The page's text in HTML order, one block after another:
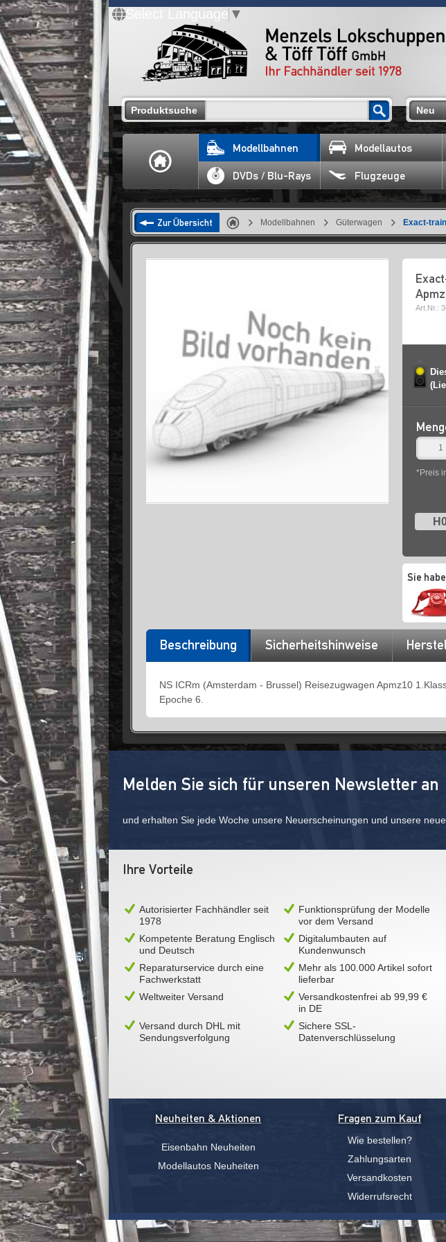
Select Language ▼
Produktsuche Neu
Modellbahnen Modellautos
DVDs / Blu-Rays Flugzeuge
Zur Übersicht Modellbahnen Güterwagen Exact-
Art.Nr.:
*Preis
Sie
Beschreibung Sicherheitshinweise
NS ICRm (Amsterdam - Brussel) Reisezugwagen Apmz10
Epoche 6.
Melden Sie sich für unseren Newsletter an
und erhalten Sie jede Woche unsere Neuerscheinungen und unsere
Ihre Vorteile
Autorisierter Fachhändler seit
1978
Funktionsprüfung der Modelle
vor dem Versand
Kompetente Beratung Englisch
und Deutsch
Digitalumbauten auf
Kundenwunsch
Reparaturservice durch eine
Fachwerkstatt
Mehr als 100.000 Artikel sofort
lieferbar
Weltweiter Versand
Versandkostenfrei ab 99,99 €
in DE
Versand durch DHL mit
Sendungsverfolgung
Sichere SSL-
Datenverschlüsselung
Neuheiten & Aktionen
Eisenbahn Neuheiten
Modellautos Neuheiten
Fragen zum Kauf
Wie bestellen?
Zahlungsarten
Versandkosten
Widerrufsrecht